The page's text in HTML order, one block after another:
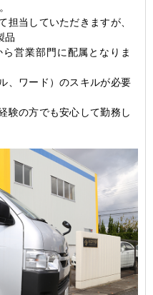
していただきますが、
品
業部門に配属となりま
ワード）のスキルが必要
方でも安心して勤務し